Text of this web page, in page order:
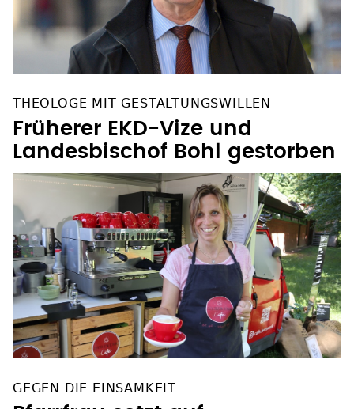
THEOLOGE MIT GESTALTUNGSWILLEN
Früherer EKD-Vize und
Landesbischof Bohl gestorben
GEGEN DIE EINSAMKEIT